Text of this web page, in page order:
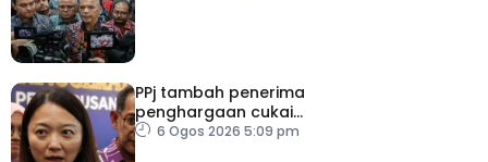
PPj tambah penerima
penghargaan cukai
taksiran
6 Ogos 2026 5:09 pm